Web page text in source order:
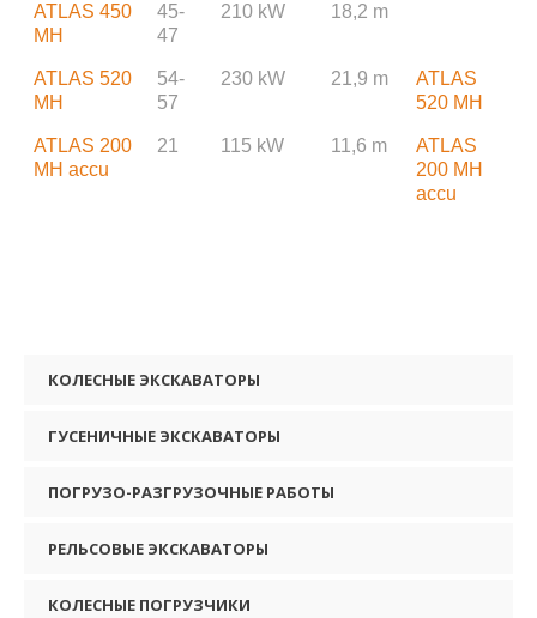
ATLAS 450
MH
45-
47
210 kW 18,2 m
ATLAS 520
MH
54-
57
230 kW 21,9 m
ATLAS
520 MH
ATLAS 200
MH accu
21 115 kW 11,6 m
ATLAS
200 MH
accu
КОЛЕСНЫЕ ЭКСКАВАТОРЫ
ГУСЕНИЧНЫЕ ЭКСКАВАТОРЫ
ПОГРУЗО-РАЗГРУЗОЧНЫЕ РАБОТЫ
РЕЛЬСОВЫЕ ЭКСКАВАТОРЫ
КОЛЕСНЫЕ ПОГРУЗЧИКИ